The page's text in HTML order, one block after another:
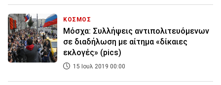
ΚΟΣΜΟΣ
Μόσχα: Συλλήψεις αντιπολιτευόμενων
σε διαδήλωση με αίτημα «δίκαιες
εκλογές» (pics)
15 Ιουλ 2019 00:00